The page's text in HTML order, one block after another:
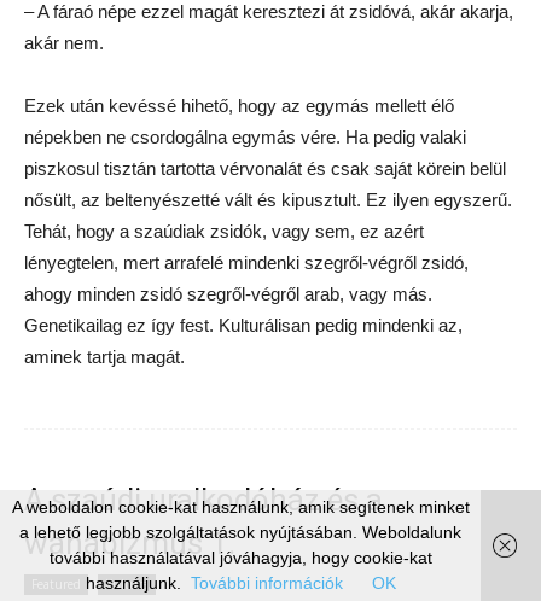
– A fáraó népe ezzel magát keresztezi át zsidóvá, akár akarja,
akár nem.
Ezek után kevéssé hihető, hogy az egymás mellett élő
népekben ne csordogálna egymás vére. Ha pedig valaki
piszkosul tisztán tartotta vérvonalát és csak saját körein belül
nősült, az beltenyészetté vált és kipusztult. Ez ilyen egyszerű.
Tehát, hogy a szaúdiak zsidók, vagy sem, ez azért
lényegtelen, mert arrafelé mindenki szegről-végről zsidó,
ahogy minden zsidó szegről-végről arab, vagy más.
Genetikailag ez így fest. Kulturálisan pedig mindenki az,
aminek tartja magát.
A szaúdi uralkodóház és a
wahabizmus 1.
Kultúra
A weboldalon cookie-kat használunk, amik segítenek minket
a lehető legjobb szolgáltatások nyújtásában. Weboldalunk
további használatával jóváhagyja, hogy cookie-kat
használjunk.
További információk OK